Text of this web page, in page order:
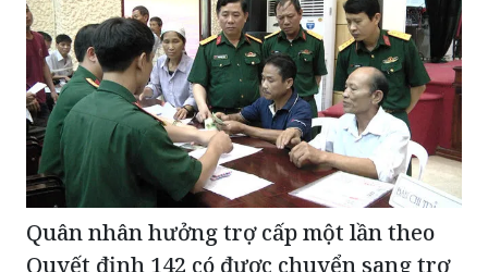
Quân nhân hưởng trợ cấp một lần theo
Quyết định 142 có được chuyển sang trợ